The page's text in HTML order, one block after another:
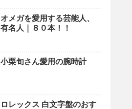
オメガを愛用する芸能人、
有名人｜８０本！！
小栗旬さん愛用の腕時計
ロレックス 白文字盤のおす